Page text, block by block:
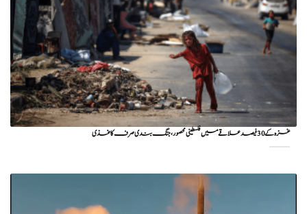
غزہ کے 30 فیصد علاقے میں فلسطینی محصور، جنگ بندی صرف کاغذی